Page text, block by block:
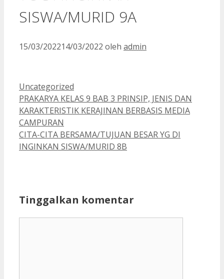
SISWA/MURID 9A
15/03/202214/03/2022 oleh admin
Kategori
Uncategorized
PRAKARYA KELAS 9 BAB 3 PRINSIP, JENIS DAN
KARAKTERISTIK KERAJINAN BERBASIS MEDIA
CAMPURAN
CITA-CITA BERSAMA/TUJUAN BESAR YG DI
INGINKAN SISWA/MURID 8B
Tinggalkan komentar